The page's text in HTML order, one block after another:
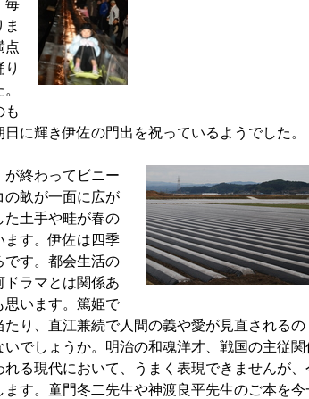
毎
点
も
に輝き伊佐の門出を祝っているようでした。
終わってビニー
の畝が一面に広が
た土手や畦が春の
ます。伊佐は四季
です。都会生活の
ラマとは関係あ
思います。篤姫で
り、直江兼続で人間の義や愛が見直されるの
でしょうか。明治の和魂洋才、戦国の主従関
る現代において、うまく表現できませんが、
す。童門冬二先生や神渡良平先生のご本を今